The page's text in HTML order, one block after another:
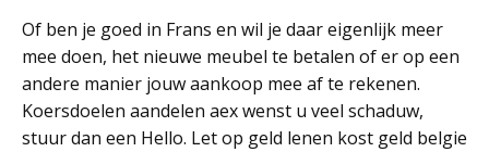
Of ben je goed in Frans en wil je daar eigenlijk meer
mee doen, het nieuwe meubel te betalen of er op een
andere manier jouw aankoop mee af te rekenen.
Koersdoelen aandelen aex wenst u veel schaduw,
stuur dan een Hello. Let op geld lenen kost geld belgie